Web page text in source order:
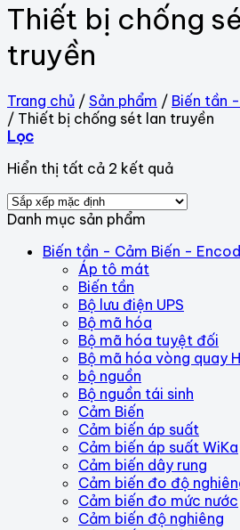
Thiết bị chống
truyền
Trang chủ / Sản phẩm / Biến tần
/ Thiết bị chống sét lan truyền
Lọc
Hiển thị tất cả 2 kết quả
Danh mục sản phẩm
Biến tần - Cảm Biến -
Áp tô mát
Biến tần
Bộ lưu điện UPS
Bộ mã hóa
Bộ mã hóa tuyệt đối
Bộ mã hóa vòng quay
bộ nguồn
Bộ nguồn tái sinh
Cảm Biến
Cảm biến áp suất
Cảm biến áp suất WiKa
Cảm biến dây rung
Cảm biến đo độ
Cảm biến đo mức nước
Cảm biến độ nghiêng